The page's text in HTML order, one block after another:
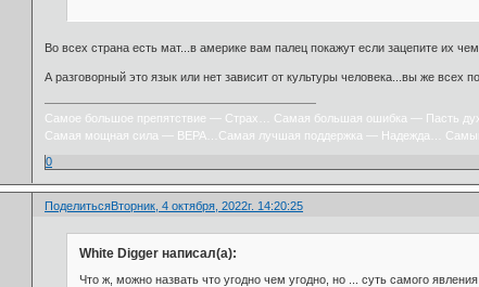
Во всех страна есть мат...в америке вам палец покажут если зацепите их
А разговорный это язык или нет зависит от культуры человека...вы же всех
Самое большое препятствие — Страх… Самая большая ошибка — Пасть
Самая мощная сила — ВЕРА…Самая лучшая поддержка — Надежда…
0
ПоделитьсяВторник, 4 октября, 2022г. 14:20:25
White Digger написал(а):
Что ж, можно назвать что угодно чем угодно, но ... суть самого явления